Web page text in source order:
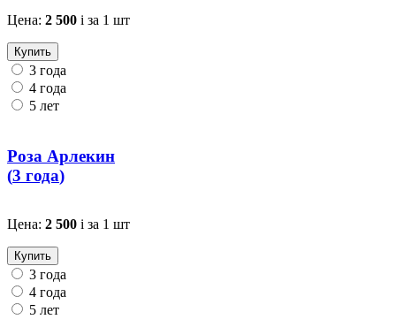
Цена: 2 500 i за 1 шт
Купить
3 года
4 года
5 лет
Роза Арлекин
(3 года)
Цена: 2 500 i за 1 шт
Купить
3 года
4 года
5 лет